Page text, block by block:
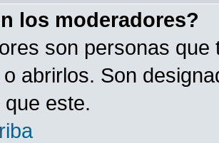
los moderadores?
son personas
abrirlos. Son
este.